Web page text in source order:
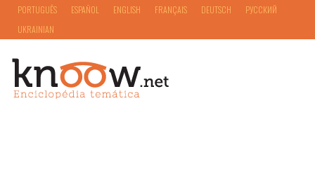
PORTUGUÊS ESPAÑOL ENGLISH FRANÇAIS DEUTSCH
РУССКИЙ
UKRAINIAN